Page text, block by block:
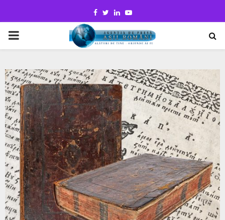
Facebook
TwitterLinkedinYoutube
PRIMARY